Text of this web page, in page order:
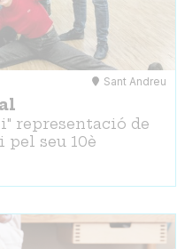
Sant Andreu
representació de
seu 10è